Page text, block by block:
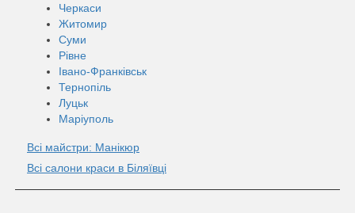
Черкаси
Житомир
Суми
Рівне
Івано-Франківськ
Тернопіль
Луцьк
Маріуполь
Всі майстри: Манікюр
Всі салони краси в Біляївці